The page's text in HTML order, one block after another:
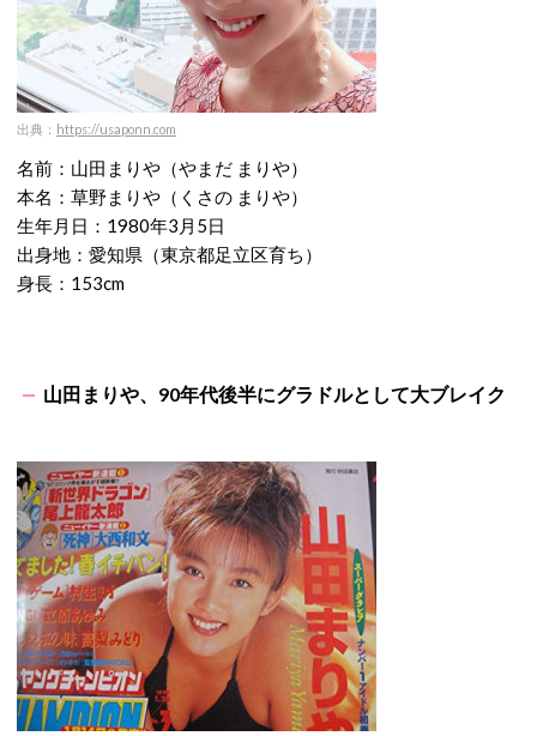
出典： https://usaponn.com
名前：山田まりや（やまだ まりや）
本名：草野まりや（くさの まりや）
生年月日：1980年3月5日
出身地：愛知県（東京都足立区育ち）
身長：153cm
山田まりや、90年代後半にグラドルとして大ブレイク